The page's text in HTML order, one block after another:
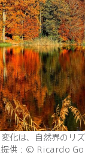
化は、自然界のリ
提供：© Ricardo